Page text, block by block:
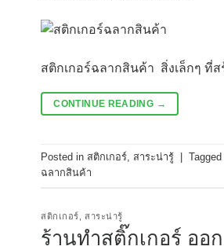
สติกเกอร์ฉลากสินค้า สิ่งเล็กๆ ที่
CONTINUE READING →
Posted in สติกเกอร์, สาระน่ารู้ Tagged
ฉลากสินค้า
สติกเกอร์ ,สาระน่ารู้
ร้านทำสติ๊กเกอร์ ออ